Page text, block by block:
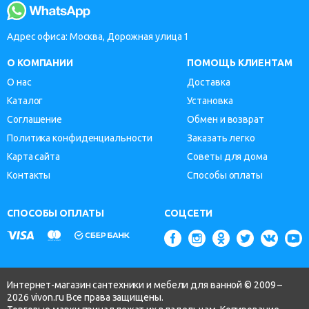
Адрес офиса: Москва, Дорожная улица 1
О КОМПАНИИ
О нас
Каталог
Соглашение
Политика конфиденциальности
Карта сайта
Контакты
ПОМОЩЬ КЛИЕНТАМ
Доставка
Установка
Обмен и возврат
Заказать легко
Советы для дома
Способы оплаты
СПОСОБЫ ОПЛАТЫ СОЦСЕТИ
Интернет-магазин сантехники и мебели для ванной © 2009 –
2026 vivon.ru Все права защищены.